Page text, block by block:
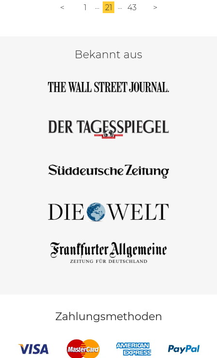
< 1 21 43 >
Bekannt aus
Zahlungsmethoden